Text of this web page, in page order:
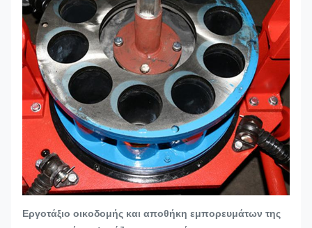
Εργοτάξιο οικοδομής και αποθήκη εμπορευμάτων της